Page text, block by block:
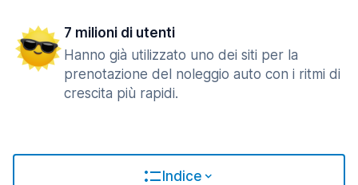
7 milioni di utenti
Hanno già utilizzato uno dei siti per la
prenotazione del noleggio auto con i ritmi di
crescita più rapidi.
Indice